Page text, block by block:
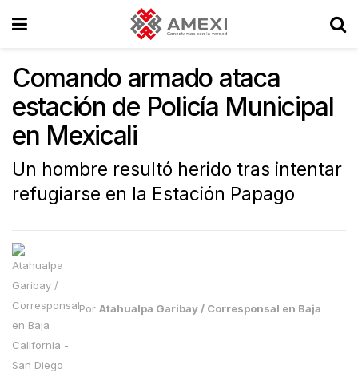
Comando armado ataca
estación de Policía Municipal
en Mexicali
Un hombre resultó herido tras intentar
refugiarse en la Estación Papago
Por Atahualpa Garibay / Corresponsal en Baja